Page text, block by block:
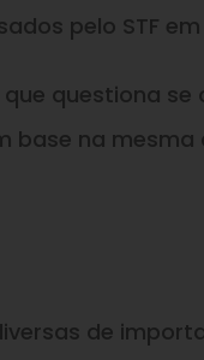
pelo STF
questiona
base na
de